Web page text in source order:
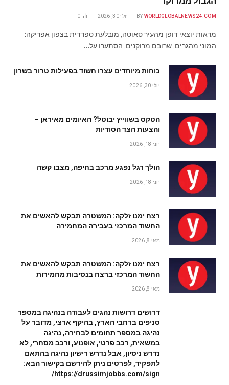
BY WORLDGLOBALNEWS24.COM יולי 30, 2026 0
מראות יוצאי דופן מהעיר סאוטה, מובלעת ספרדית בצפון אפריקה:
המוני מהגרים, שרובם מרוקנים, הסתערו על…
כוחות מיוחדים עצרו חשוד בפעילות טרור בשרון
יולי 30, 2026
הטקס בשווייץ יבוטל? האיומים מאיראן –
והצעות הצד הסודיות
יוני 18, 2026
הולך רגל נפגע מרכב בחיפה, מצבו קשה
יוני 18, 2026
רצח ימנו זלקה: המשטרה תבקש להאשים את
החשוד המרכזי בעבירה המחמירה
מאי 8, 2026
רצח ימנו זלקה: המשטרה תבקש להאשים את
החשוד המרכזי ברצח בנסיבות מחמירות
מאי 8, 2026
דרושים דרושות נהגים לעבודה בנהיגה במספר
סניפים ברחבי הארץ, בהיקף ארצי, מדובר על
נהיגה במספר תחומים לבחירה, נהיגה
במשאית, רכב פרטי, אופנוע, ורכב מסחרי, לא
נדרש ניסיון, אבל נדרש רישיון נהיגה בהתאם
לתפקיד, לפרטים ניתן להירשם בקישור הבא:
https://drussimjobbs.com/sign/